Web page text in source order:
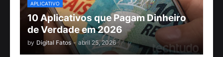
APLICATIVO
10 Aplicativos que Pagam Dinheiro
de Verdade em 2026
by Digital Fatos - abril 25, 2026